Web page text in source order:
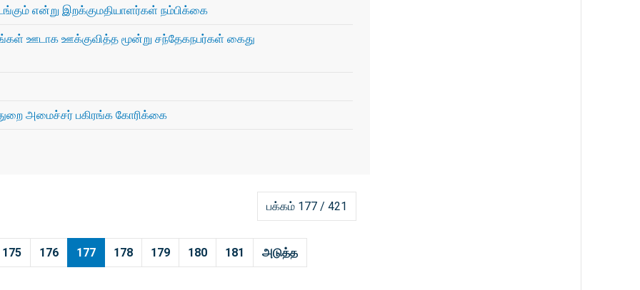
என்று இறக்குமதியாளர்கள் நம்பிக்கை
ஊடாக ஊக்குவித்த மூன்று சந்தேகநபர்கள் கைது
அமைச்சர் பகிரங்க கோரிக்கை
பக்கம் 177 / 421
175 176 177 178 179 180 181 அடுத்த